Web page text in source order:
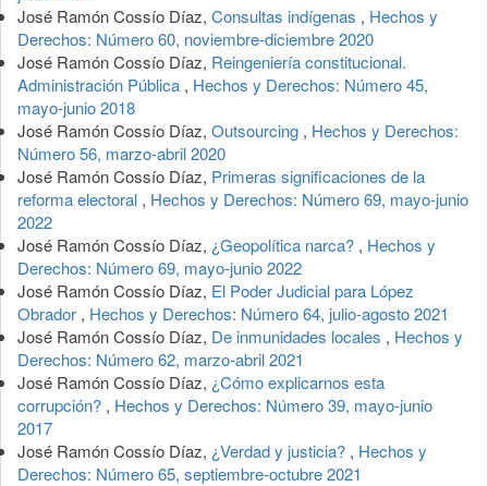
José Ramón Cossío Díaz, Consultas indígenas , Hechos y
Derechos: Número 60, noviembre-diciembre 2020
José Ramón Cossío Díaz, Reingeniería constitucional.
Administración Pública , Hechos y Derechos: Número 45,
mayo-junio 2018
José Ramón Cossío Díaz, Outsourcing , Hechos y Derechos:
Número 56, marzo-abril 2020
José Ramón Cossío Díaz, Primeras significaciones de la
reforma electoral , Hechos y Derechos: Número 69, mayo-junio
2022
José Ramón Cossío Díaz, ¿Geopolítica narca? , Hechos y
Derechos: Número 69, mayo-junio 2022
José Ramón Cossío Díaz, El Poder Judicial para López
Obrador , Hechos y Derechos: Número 64, julio-agosto 2021
José Ramón Cossío Díaz, De inmunidades locales , Hechos y
Derechos: Número 62, marzo-abril 2021
José Ramón Cossío Díaz, ¿Cómo explicarnos esta
corrupción? , Hechos y Derechos: Número 39, mayo-junio
2017
José Ramón Cossío Díaz, ¿Verdad y justicia? , Hechos y
Derechos: Número 65, septiembre-octubre 2021